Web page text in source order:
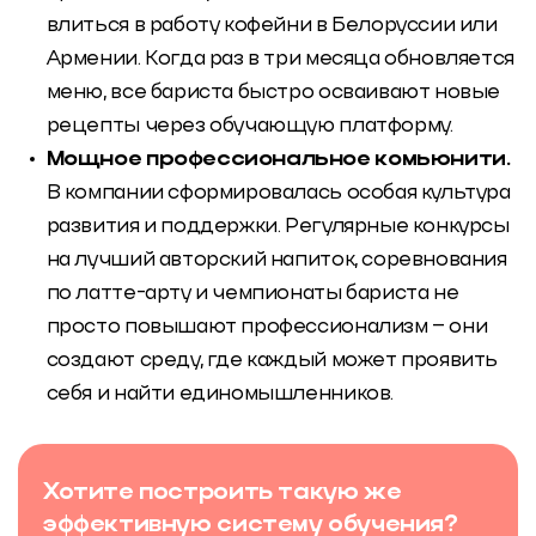
влиться в работу кофейни в Белоруссии или
Армении. Когда раз в три месяца обновляется
меню, все бариста быстро осваивают новые
рецепты через обучающую платформу.
Мощное профессиональное комьюнити.
В компании сформировалась особая культура
развития и поддержки. Регулярные конкурсы
на лучший авторский напиток, соревнования
по латте-арту и чемпионаты бариста не
просто повышают профессионализм – они
создают среду, где каждый может проявить
себя и найти единомышленников.
Хотите построить такую же
эффективную систему обучения?